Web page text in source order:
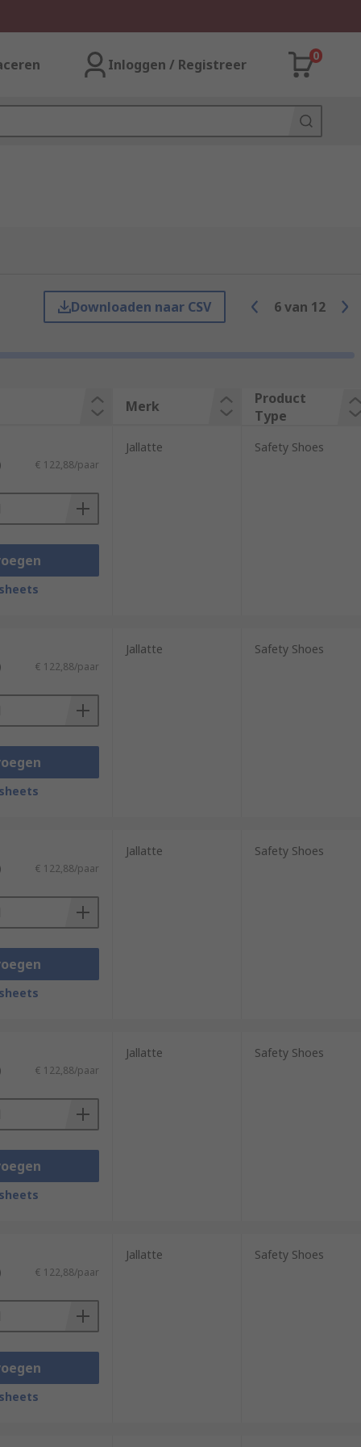
Inloggen / Registreer
0
Downloaden naar CSV 6van 12
Merk
Product
Type
€ 122,88/paar
Jallatte Safety Shoes
€ 122,88/paar
Jallatte Safety Shoes
€ 122,88/paar
Jallatte Safety Shoes
€ 122,88/paar
Jallatte Safety Shoes
€ 122,88/paar
Jallatte Safety Shoes